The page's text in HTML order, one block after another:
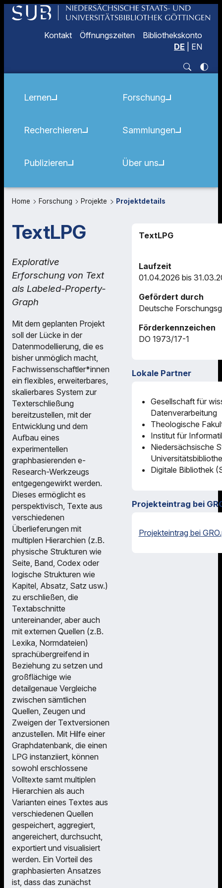
Kontakt Öffnungszeiten
Bibliothekskonto
DE
EN
Lernen
Recherchieren
Publizieren
Forschung
Sammlungen
Über uns
Home Forschung Projekte Projektdetails
TextLPG
Explorative
Erforschung von Text
als Labeled-Property-
Graph
Mit dem geplanten Projekt
soll der Lücke in der
Datenmodellierung, die es
bisher unmöglich macht,
Fachwissenschaftler*innen
ein flexibles, erweiterbares,
skalierbares System zur
Texterschließung
bereitzustellen, mit der
Entwicklung und dem
Aufbau eines
experimentellen
graphbasierenden e-
Research-Werkzeugs
entgegengewirkt werden.
Dieses ermöglicht es
perspektivisch, Texte aus
verschiedenen
Überlieferungen mit
multiplen Hierarchien (z.B.
physische Strukturen wie
Seite, Band, Codex oder
logische Strukturen wie
Kapitel, Absatz, Satz usw.)
zu erschließen, die
Textabschnitte
untereinander, aber auch
mit externen Quellen (z.B.
Lexika, Normdateien)
sprachübergreifend in
Beziehung zu setzen und
großflächige wie
detailgenaue Vergleiche
zwischen sämtlichen
Quellen, Zeugen und
Zweigen der Textversionen
anzustellen. Mit Hilfe einer
Graphdatenbank, die einen
LPG instanziiert, können
sowohl erschlossene
Volltexte samt multiplen
Hierarchien als auch
Varianten eines Textes aus
verschiedenen Quellen
gespeichert, aggregiert,
angereichert, durchsucht,
exportiert und visualisiert
werden. Ein Vorteil des
graphbasierten Ansatzes
ist, dass das zunächst
TextLPG
Laufzeit
01.04.2026 bis
Gefördert durch
Deutsche
Förderkennzeichen
DO 1973/17-1
Lokale Partner
Gesellschaft für
Datenverarbeitung
Theologische
Institut für
Niedersächsische
Digitale Bibliothek
Projekteintrag bei
Projekteintrag bei